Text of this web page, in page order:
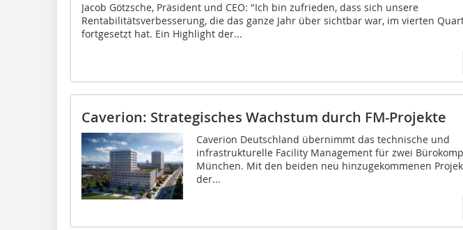
Jacob Götzsche, Präsident und CEO: "Ich bin zufrieden, dass sich unsere
Rentabilitätsverbesserung, die das ganze Jahr über sichtbar war, im vierten
fortgesetzt hat. Ein Highlight der...
Caverion: Strategisches Wachstum durch FM-Projekte
Caverion Deutschland übernimmt das technische und
infrastrukturelle Facility Management für zwei
München. Mit den beiden neu hinzugekommenen
der...